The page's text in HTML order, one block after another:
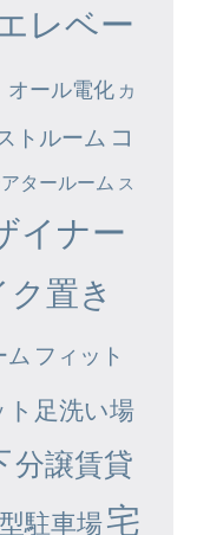
レベー
オール電化 カ
トルーム コ
タールーム ス
イナー
置き
ム フィット
ト足洗い場
分譲賃貸
駐車場宅